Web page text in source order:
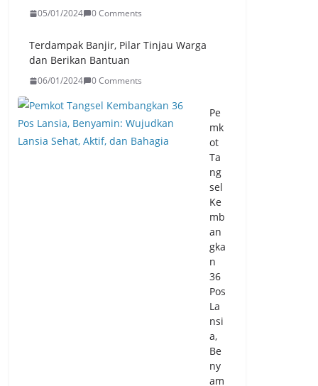
Boj
on
eg
ara
-
Pul
o
Am
pel
06/
08/
20
26
0
Co
m
me
nts
05/01/2024 0 Comments
Terdampak Banjir, Pilar Tinjau Warga
dan Berikan Bantuan
06/01/2024 0 Comments
Pe
mk
ot
Ta
ng
sel
Ke
mb
an
gka
n
36
Pos
La
nsi
a,
Be
ny
am